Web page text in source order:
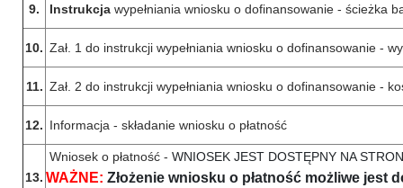
9. Instrukcja wypełniania wniosku o dofinansowanie - ścieżka
10. Zał. 1 do instrukcji wypełniania wniosku o dofinansowanie -
11. Zał. 2 do instrukcji wypełniania wniosku o dofinansowanie -
12. Informacja - składanie wniosku o płatność
13.
Wniosek o płatność - WNIOSEK JEST DOSTĘPNY NA
WAŻNE: Złożenie wniosku o płatność możliwe